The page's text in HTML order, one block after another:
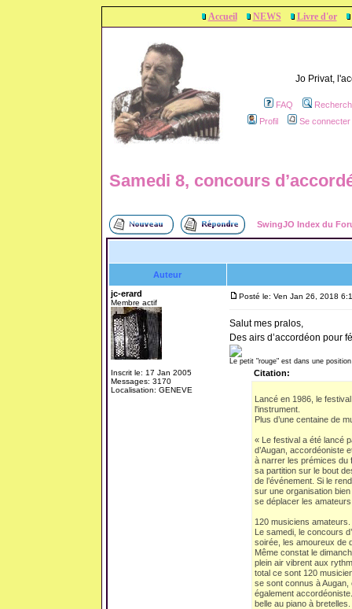
Accueil NEWS Livre d'or
Jo Privat,
FAQ
Profil
Se
Samedi 8, concours
SwingJO Index du
Auteur
jc-erard
Membre actif
Inscrit le: 17 Jan 2005
Messages: 3170
Localisation: GENEVE
Posté le: Ven Jan 26, 2018
Salut mes pralos,
Des airs d’accordéon pour
Le petit "rouge" est dans une
Citation:
Lancé en 1986, le
l'instrument.
Plus d’une centaine de
« Le festival a été lancé
d’Augan, accordéoniste
à narrer les prémices du
sa partition sur le bout
de l’événement. Si le
sur une organisation
se déplacer les
120 musiciens amateurs.
Le samedi, le concours
soirée, les amoureux de
Même constat le
plein air vibrent aux
total ce sont 120
se sont connus à Augan,
également
belle au piano à bretelles.